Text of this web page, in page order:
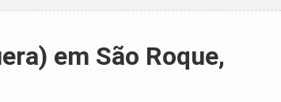
em São Roque,